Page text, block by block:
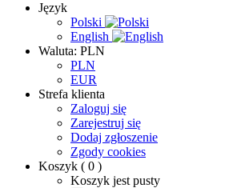
Język
Polski
English
Waluta: PLN
PLN
EUR
Strefa klienta
Zaloguj się
Zarejestruj się
Dodaj zgłoszenie
Zgody cookies
Koszyk ( 0 )
Koszyk jest pusty